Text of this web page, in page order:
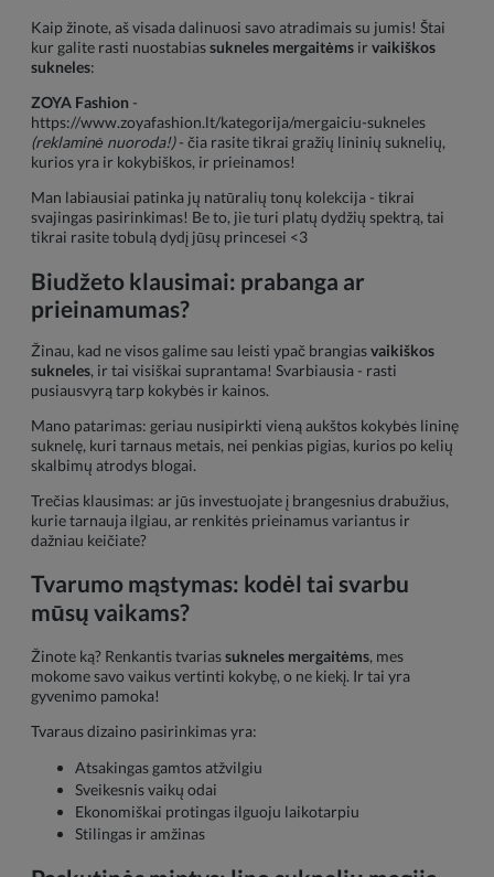
Kaip žinote, aš visada dalinuosi savo atradimais su jumis! Štai
kur galite rasti nuostabiassukneles mergaitėms irvaikiškos
sukneles:
ZOYA Fashion -
https://www.zoyafashion.lt/kategorija/mergaiciu-sukneles
(reklaminė nuoroda!)- čia rasite tikrai gražių lininių suknelių,
kurios yra ir kokybiškos, ir prieinamos!
Man labiausiai patinka jų natūralių tonų kolekcija - tikrai
svajingas pasirinkimas! Be to, jie turi platų dydžių spektrą, tai
tikrai rasite tobulą dydį jūsų princesei <3
Biudžeto klausimai: prabanga ar
prieinamumas?
Žinau, kad ne visos galime sau leisti ypač brangiasvaikiškos
sukneles, ir tai visiškai suprantama! Svarbiausia - rasti
pusiausvyrą tarp kokybės ir kainos.
Mano patarimas: geriau nusipirkti vieną aukštos kokybės lininę
suknelę, kuri tarnaus metais, nei penkias pigias, kurios po kelių
skalbimų atrodys blogai.
Trečias klausimas: ar jūs investuojate į brangesnius drabužius,
kurie tarnauja ilgiau, ar renkitės prieinamus variantus ir
dažniau keičiate?
Tvarumo mąstymas: kodėl tai svarbu
mūsų vaikams?
Žinote ką? Renkantis tvariassukneles mergaitėms, mes
mokome savo vaikus vertinti kokybę, o ne kiekį. Ir tai yra
gyvenimo pamoka!
Tvaraus dizaino pasirinkimas yra:
Atsakingas gamtos atžvilgiu
Sveikesnis vaikų odai
Ekonomiškai protingas ilguoju laikotarpiu
Stilingas ir amžinas